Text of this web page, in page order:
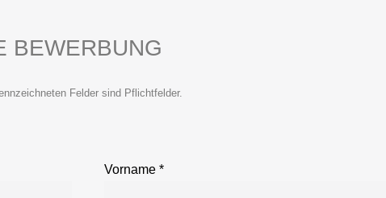
BEWERBUNG
Felder sind Pflichtfelder.
Vorname *